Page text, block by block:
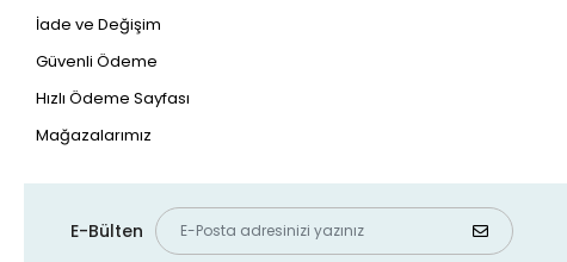
İade ve Değişim
Güvenli Ödeme
Hızlı Ödeme Sayfası
Mağazalarımız
E-Bülten